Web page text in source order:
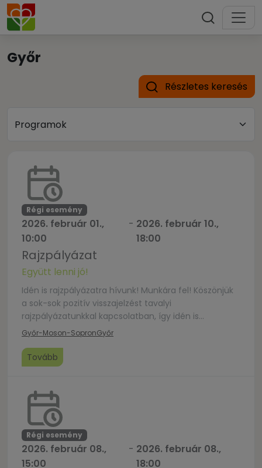
Győr
Részletes keresés
Régi esemény
2026. február 01.,
10:00
- 2026. február 10.,
18:00
Rajzpályázat
Együtt lenni jó!
Idén is rajzpályázatra hívunk! Munkára fel! Köszönjük
a sok-sok pozitív visszajelzést tavalyi
rajzpályázatunkkal kapcsolatban, így idén is
lehetőséget adunk arra, hogy minden kicsiny művész
eljuttatjátok rajzotokat a könyvtárban található
gyűjtődobozba, mi egytől egyig bemutatjuk azokat
ajándékban is részesül! Alkotásra fel! Az elkészült
alkotásokat juttassátok el a […]
Győr-Moson-SopronGyőr
Tovább
Régi esemény
2026. február 08.,
15:00
- 2026. február 08.,
18:00